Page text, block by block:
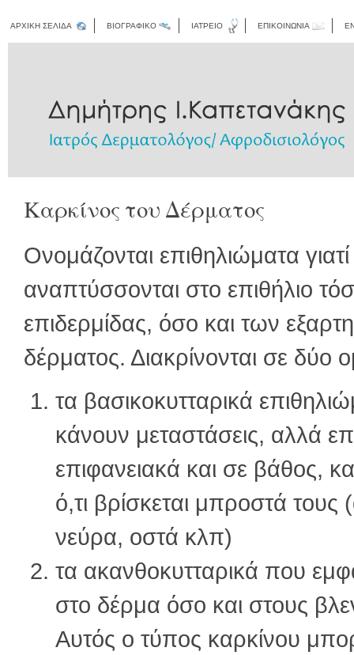
ΑΡΧΙΚΗ ΣΕΛΙΔΑ ΒΙΟΓΡΑΦΙΚΟ ΙΑΤΡΕΙΟ ΕΠΙΚΟΙΝΩΝΙΑ
Καρκίνος του Δέρματος
Ονομάζονται επιθηλιώματα γιατί
αναπτύσσονται στο επιθήλιο
επιδερμίδας, όσο και των
δέρματος. Διακρίνονται σε δύο
τα βασικοκυτταρικά
κάνουν μεταστάσεις, αλλά
επιφανειακά και σε βάθος,
ό,τι βρίσκεται μπροστά τους
νεύρα, οστά κλπ)
τα ακανθοκυτταρικά που
στο δέρμα όσο και στους
Αυτός ο τύπος καρκίνου